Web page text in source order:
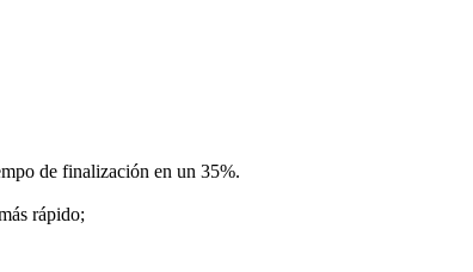
de finalización en un 35%.
rápido;